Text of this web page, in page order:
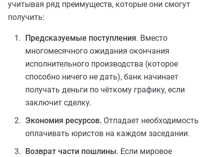
учитывая ряд преимуществ, которые они смогут
получить:
Предсказуемые поступления. Вместо
многомесячного ожидания окончания
исполнительного производства (которое
способно ничего не дать), банк начинает
получать деньги по чёткому графику, если
заключит сделку.
Экономия ресурсов. Отпадает необходимость
оплачивать юристов на каждом заседании.
Возврат части пошлины. Если мировое